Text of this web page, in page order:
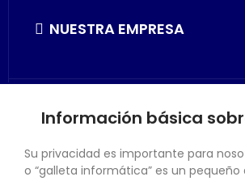
NUESTRA EMPRESA
SU CUENTA
Información básica
Su privacidad es importante para
o “galleta informática” es un pequeño